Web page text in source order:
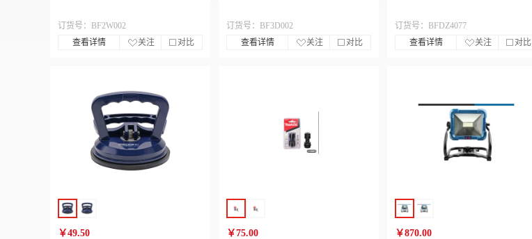
订货号：BF2W002
查看详情
关注 对比
订货号：BF3D002
查看详情
关注 对比
订货号：BFDZ4077
查看详情
关注 对比
￥49.50 ￥75.00 ￥870.00